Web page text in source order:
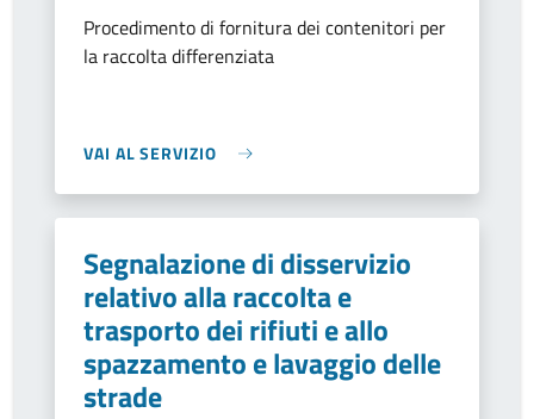
Procedimento di fornitura dei contenitori per
la raccolta differenziata
VAI AL SERVIZIO
Segnalazione di disservizio
relativo alla raccolta e
trasporto dei rifiuti e allo
spazzamento e lavaggio delle
strade